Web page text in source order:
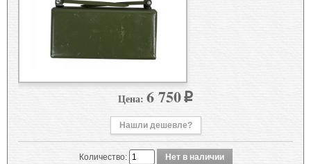
Цена: 6 750 p
Нашли дешевле?
Количество: